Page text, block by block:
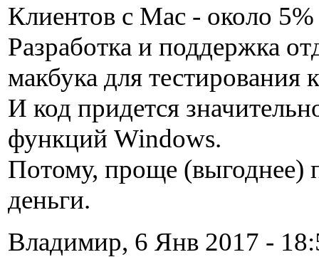
Клиентов с Mac - около
Разработка и поддержка
макбука для тестирования
И код придется
функций Windows.
Потому, проще (выгоднее)
деньги.
Владимир, 6 Янв 2017 -